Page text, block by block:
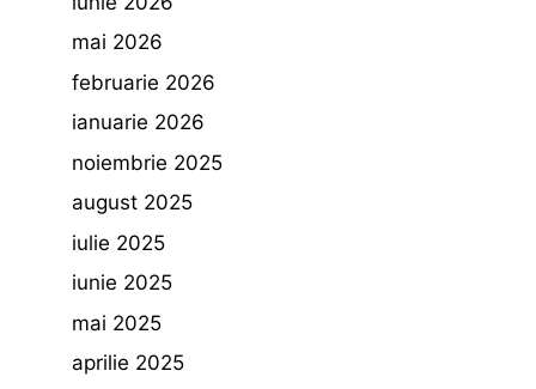
mai 2026
februarie 2026
ianuarie 2026
noiembrie 2025
august 2025
iulie 2025
iunie 2025
mai 2025
aprilie 2025